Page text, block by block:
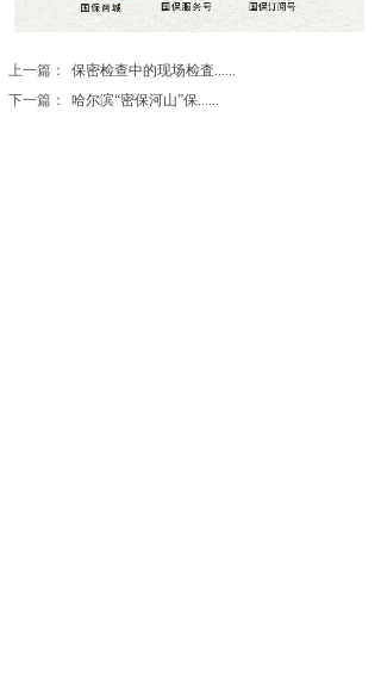
上一篇：
保密检查中的现场检査......
下一篇：
哈尔滨“密保河山”保......